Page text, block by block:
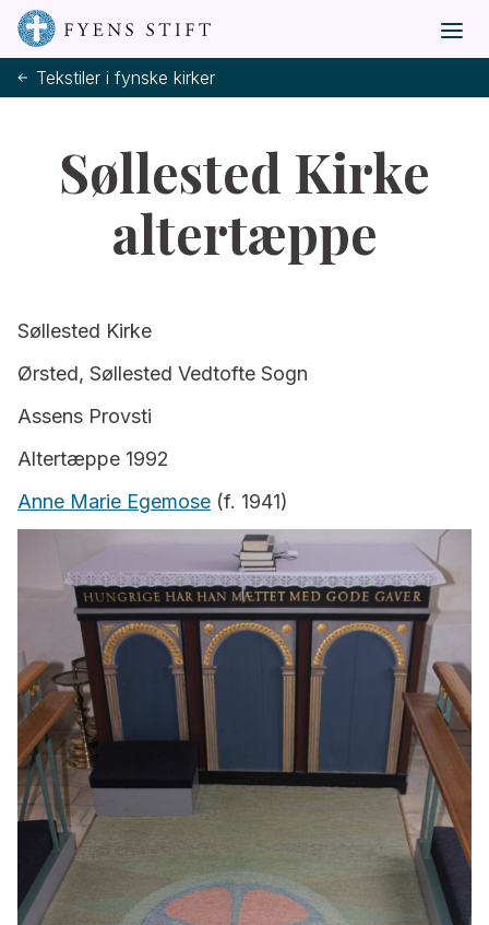
Tekstiler i fynske kirker
Søllested Kirke
altertæppe
Søllested Kirke
Ørsted, Søllested Vedtofte Sogn
Assens Provsti
Altertæppe 1992
Anne Marie Egemose (f. 1941)